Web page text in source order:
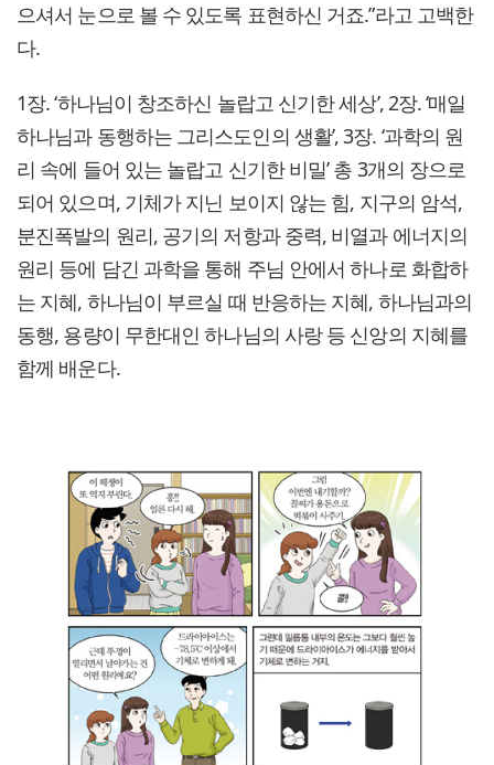
으셔서 눈으로 볼 수 있도록 표현하신 거죠.”라고 고백한
다.
1장. ‘하나님이 창조하신 놀랍고 신기한 세상’, 2장. ‘매일
하나님과 동행하는 그리스도인의 생활’, 3장. ‘과학의 원
리 속에 들어 있는 놀랍고 신기한 비밀’ 총 3개의 장으로
되어 있으며, 기체가 지닌 보이지 않는 힘, 지구의 암석,
분진폭발의 원리, 공기의 저항과 중력, 비열과 에너지의
원리 등에 담긴 과학을 통해 주님 안에서 하나로 화합하
는 지혜, 하나님이 부르실 때 반응하는 지혜, 하나님과의
동행, 용량이 무한대인 하나님의 사랑 등 신앙의 지혜를
함께 배운다.